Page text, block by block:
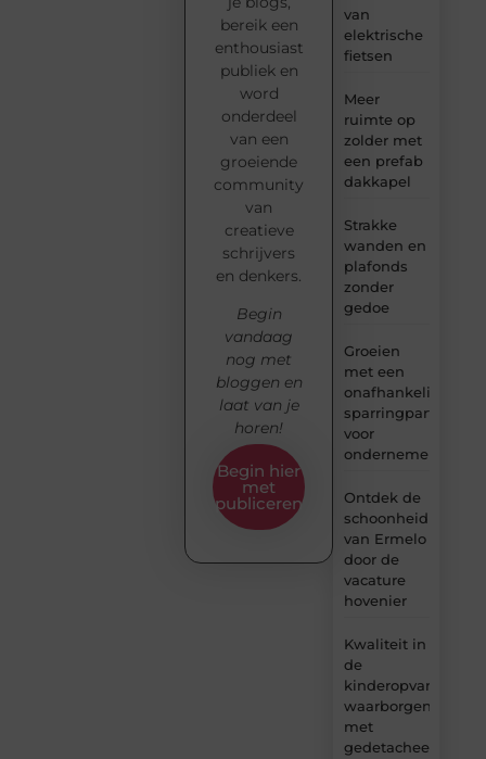
van
elektrische
fietsen
Meer
ruimte op
zolder met
een prefab
dakkapel
Strakke
wanden en
plafonds
zonder
gedoe
Groeien
met een
onafhankelijke
sparringpartner
voor
ondernemers
Ontdek de
schoonheid
van Ermelo
door de
vacature
hovenier
Kwaliteit in
de
kinderopvang
waarborgen
met
gedetacheerd
bereik een
enthousiast
publiek en
word
onderdeel
van een
groeiende
community
van
creatieve
schrijvers
en denkers.
Begin
vandaag
nog met
bloggen en
laat van je
horen!
Begin hier
met
publiceren